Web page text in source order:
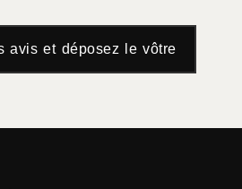
avis et déposez le vôtre